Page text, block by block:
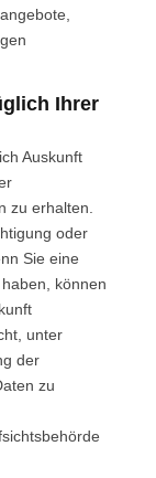
Ihrer
Auskunft
zu erhalten.
oder
Sie eine
können
unter
der
zu